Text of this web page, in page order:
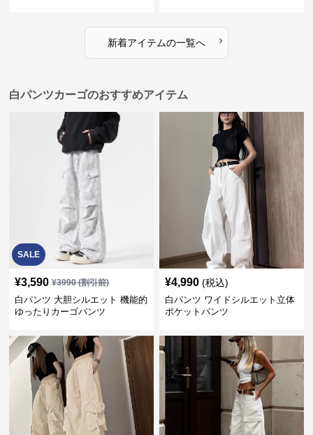
新着アイテムの一覧へ ›
白パンツカーゴのおすすめアイテム
SALE
¥3,590 ¥3990(割引前)
白パンツ 大胆シルエット 機能的
ゆったりカーゴパンツ
¥4,990 (税込)
白パンツ ワイドシルエット立体
ポケットパンツ